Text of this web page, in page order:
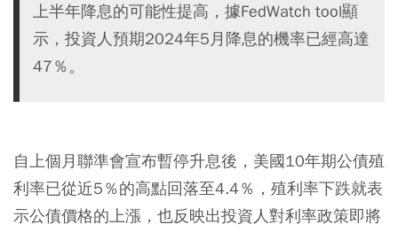
上半年降息的可能性提高，據FedWatch tool顯
示，投資人預期2024年5月降息的機率已經高達
47％。
自上個月聯準會宣布暫停升息後，美國10年期公債殖
利率已從近5％的高點回落至4.4％，殖利率下跌就表
示公債價格的上漲，也反映出投資人對利率政策即將